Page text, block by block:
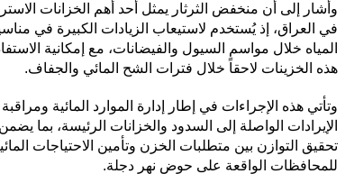
وأشار إلى أن منخفض الثرثار يمثل أحد أهم الخزانات
في العراق، إذ يُستخدم لاستيعاب الزيادات الكبيرة في
المياه خلال مواسم السيول والفيضانات، مع إمكانية
هذه الخزينات لاحقاً خلال فترات الشح المائي والجفاف.
وتأتي هذه الإجراءات في إطار إدارة الموارد المائية
الإيرادات الواصلة إلى السدود والخزانات الرئيسة، بما يضمن
تحقيق التوازن بين متطلبات الخزن وتأمين الاحتياجات
للمحافظات الواقعة على حوض نهر دجلة.